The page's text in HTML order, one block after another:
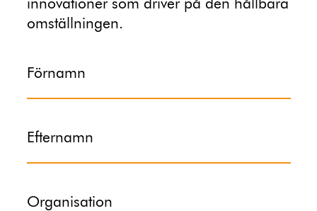
innovationer som driver på den hållbara
omställningen.
Förnamn
Efternamn
Organisation